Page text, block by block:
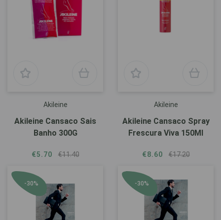
Akileine
Akileine Cansaco Sais
Banho 300G
€5.70 €11.40
Akileine
Akileine Cansaco Spray
Frescura Viva 150Ml
€8.60 €17.20
-30% -30%